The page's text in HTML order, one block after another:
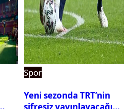
Spor
Yeni sezonda TRT’nin
şifresiz yayınlayacağı